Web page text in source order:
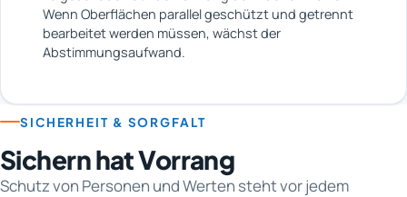
Wenn Oberflächen parallel geschützt und getrennt
bearbeitet werden müssen, wächst der
Abstimmungsaufwand.
SICHERHEIT & SORGFALT
Sichern hat Vorrang
Schutz von Personen und Werten steht vor jedem